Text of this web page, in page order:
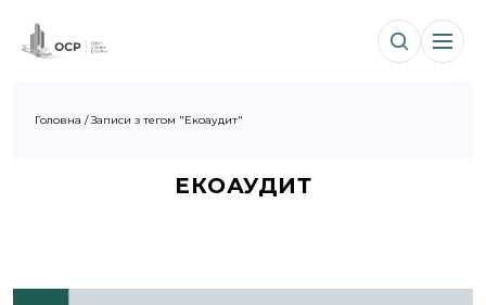
Головна /Записи з тегом "Екоаудит"
ЕКОАУДИТ